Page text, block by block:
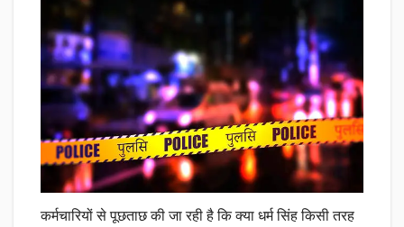
कर्मचारियों से पूछताछ की जा रही है कि क्या धर्म सिंह किसी तरह